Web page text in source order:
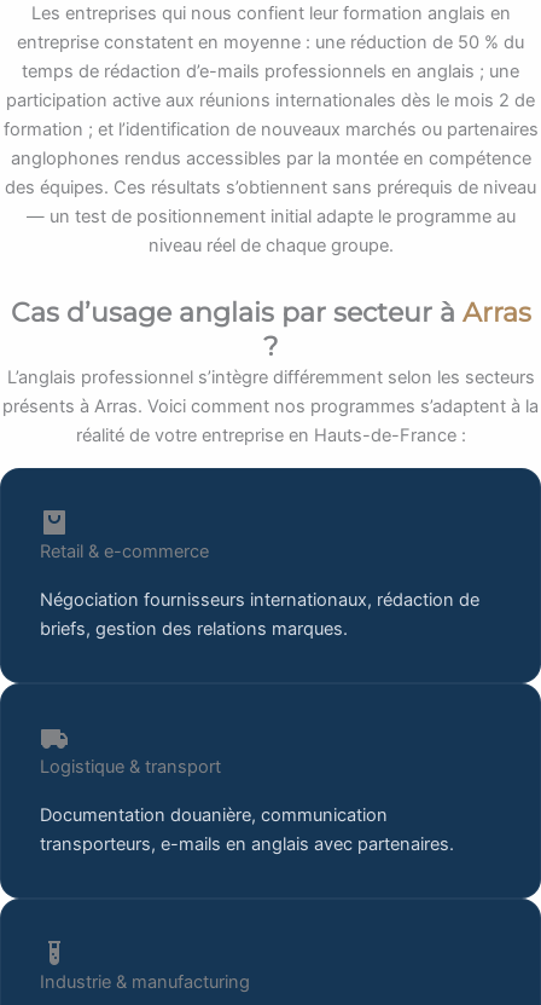
Les entreprises qui nous confient leur formation anglais en
entreprise constatent en moyenne : une réduction de 50 % du
temps de rédaction d’e-mails professionnels en anglais ; une
participation active aux réunions internationales dès le mois 2 de
formation ; et l’identification de nouveaux marchés ou partenaires
anglophones rendus accessibles par la montée en compétence
des équipes. Ces résultats s’obtiennent sans prérequis de niveau
— un test de positionnement initial adapte le programme au
niveau réel de chaque groupe.
Cas d’usage anglais par secteur à Arras
?
L’anglais professionnel s’intègre différemment selon les secteurs
présents à Arras. Voici comment nos programmes s’adaptent à la
réalité de votre entreprise en Hauts-de-France :
Retail & e-commerce
Négociation fournisseurs internationaux, rédaction de
briefs, gestion des relations marques.
Logistique & transport
Documentation douanière, communication
transporteurs, e-mails en anglais avec partenaires.
Industrie & manufacturing